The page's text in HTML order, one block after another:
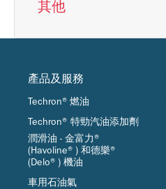
其他
產品及服務
Techron®燃油
Techron® 特勁汽油添加劑
潤滑油 - 金富力®
(Havoline®) 和德樂®
(Delo®) 機油
車用石油氣